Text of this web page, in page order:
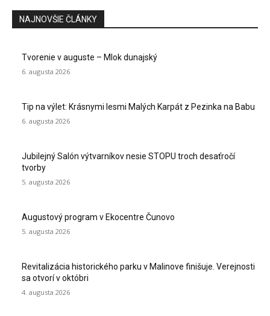
NAJNOVŠIE ČLÁNKY
Tvorenie v auguste – Mlok dunajský
6. augusta 2026
Tip na výlet: Krásnymi lesmi Malých Karpát z Pezinka na Babu
6. augusta 2026
Jubilejný Salón výtvarníkov nesie STOPU troch desaťročí
tvorby
5. augusta 2026
Augustový program v Ekocentre Čunovo
5. augusta 2026
Revitalizácia historického parku v Malinove finišuje. Verejnosti
sa otvorí v októbri
4. augusta 2026